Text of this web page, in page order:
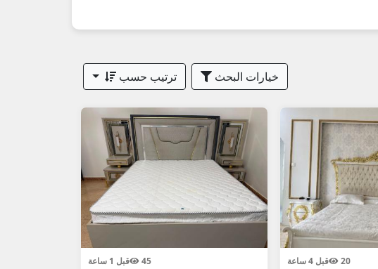
خيارات البحث ترتيب حسب
قبل 1 ساعة 45 قبل 4 ساعة 20